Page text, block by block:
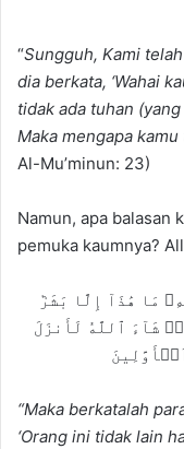
“Sungguh, Kami
dia berkata, ‘Wahai
tidak ada tuhan
Maka mengapa
Al-Mu’minun: 23)
Namun, apa balasan
pemuka kaumnya?
مَا هَٰذَآ إِلَّا بَشَرٞ
شَآءَ ٱللَّهُ لَأَنزَلَ
“Maka berkatalah
‘Orang ini tidak lain